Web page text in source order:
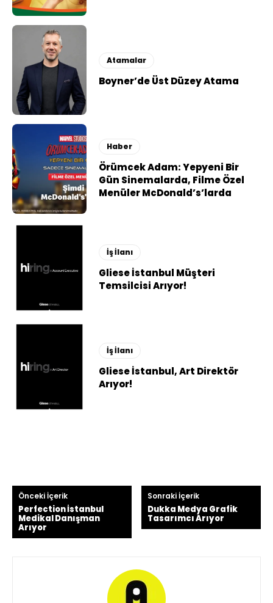
Atamalar
Boyner’de Üst Düzey Atama
Haber
Örümcek Adam: Yepyeni Bir
Gün Sinemalarda, Filme Özel
Menüler McDonald’s’larda
İş İlanı
Gliese İstanbul Müşteri
Temsilcisi Arıyor!
İş İlanı
Gliese İstanbul, Art Direktör
Arıyor!
Önceki İçerik
Perfection İstanbul
Medikal Danışman
Arıyor
Sonraki İçerik
Dukka Medya Grafik
Tasarımcı Arıyor